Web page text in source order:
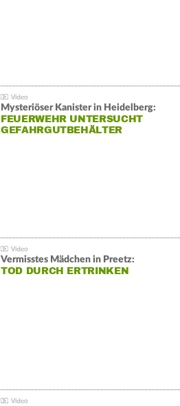
Mysteriöser Kanister in Heidelberg:
FEUERWEHR UNTERSUCHT
GEFAHRGUTBEHÄLTER
Vermisstes Mädchen in Preetz:
TOD DURCH ERTRINKEN